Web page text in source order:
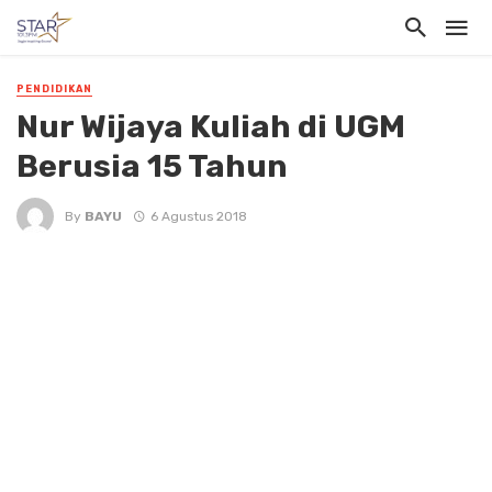
PENDIDIKAN
Nur Wijaya Kuliah di UGM
Berusia 15 Tahun
By BAYU 6 Agustus 2018